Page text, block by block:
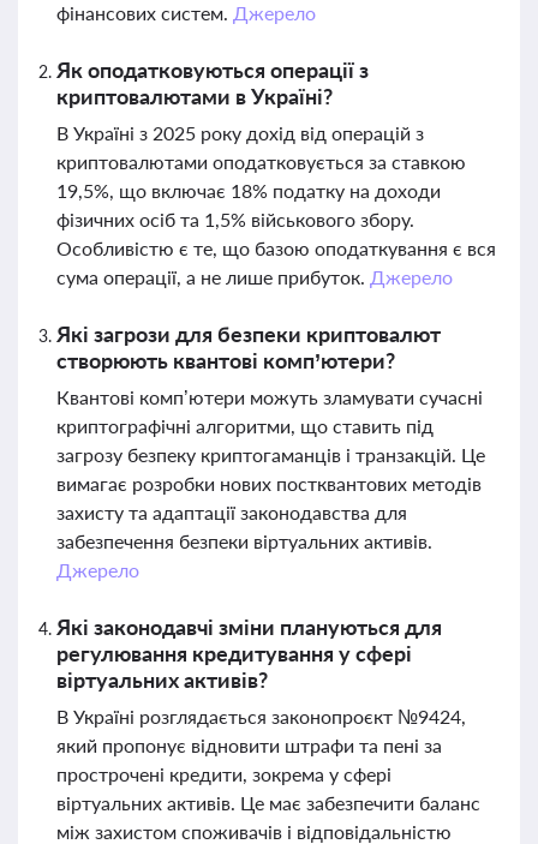
фінансових систем. Джерело
Як оподатковуються операції з
криптовалютами в Україні?
В Україні з 2025 року дохід від операцій з
криптовалютами оподатковується за ставкою
19,5%, що включає 18% податку на доходи
фізичних осіб та 1,5% військового збору.
Особливістю є те, що базою оподаткування є вся
сума операції, а не лише прибуток. Джерело
Які загрози для безпеки криптовалют
створюють квантові комп’ютери?
Квантові комп’ютери можуть зламувати сучасні
криптографічні алгоритми, що ставить під
загрозу безпеку криптогаманців і транзакцій. Це
вимагає розробки нових постквантових методів
захисту та адаптації законодавства для
забезпечення безпеки віртуальних активів.
Джерело
Які законодавчі зміни плануються для
регулювання кредитування у сфері
віртуальних активів?
В Україні розглядається законопроєкт №9424,
який пропонує відновити штрафи та пені за
прострочені кредити, зокрема у сфері
віртуальних активів. Це має забезпечити баланс
між захистом споживачів і відповідальністю